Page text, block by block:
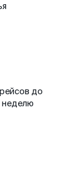
до
неделю